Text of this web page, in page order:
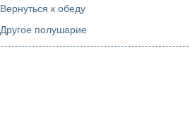
Вернуться к обеду
Другое полушарие